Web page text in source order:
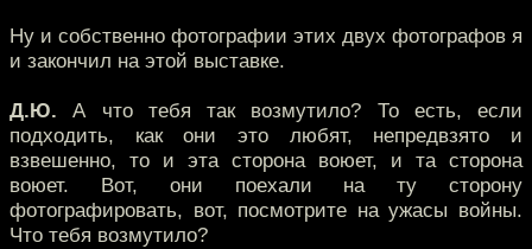
Ну и собственно фотографии этих двух фотографов я
и закончил на этой выставке.
Д.Ю. А что тебя так возмутило? То есть, если
подходить, как они это любят, непредвзято и
взвешенно, то и эта сторона воюет, и та сторона
воюет. Вот, они поехали на ту сторону
фотографировать, вот, посмотрите на ужасы войны.
Что тебя возмутило?